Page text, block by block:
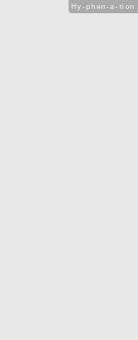
Hy-phen-a-tion